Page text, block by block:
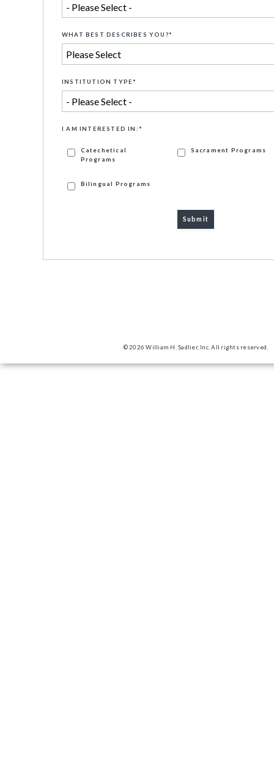
WHAT BEST DESCRIBES YOU?*
INSTITUTION TYPE*
I AM INTERESTED IN:*
Catechetical
Programs
Sacrament Programs
Bilingual Programs
© 2026 William H. Sadlier, Inc. All rights reserved.